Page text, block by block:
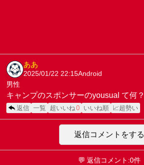
ああ
2025/01/22 22:15Android
男性
キャンプのスポンサーのyousual て何？
返信 一覧 超いいね0 いいね順 📈超勢い
返信コメントをする
💬 返信コメント:0件